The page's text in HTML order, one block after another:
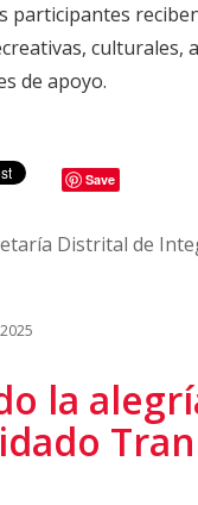
participantes
de apoyo.
Save
Distrital de
la